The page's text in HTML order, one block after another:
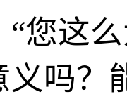
您这
义吗？